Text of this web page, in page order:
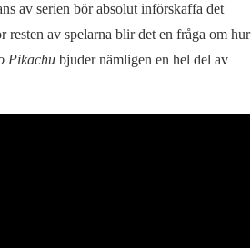
av serien bör absolut införskaffa det
av spelarna blir det en fråga om hur
Pikachubjuder nämligen en hel del av